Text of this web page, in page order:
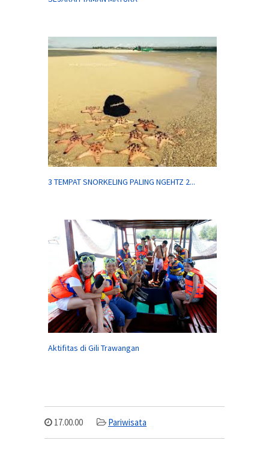
3 TEMPAT SNORKELING PALING NGEHTZ 2...
Aktifitas di Gili Trawangan
17.00.00 Pariwisata